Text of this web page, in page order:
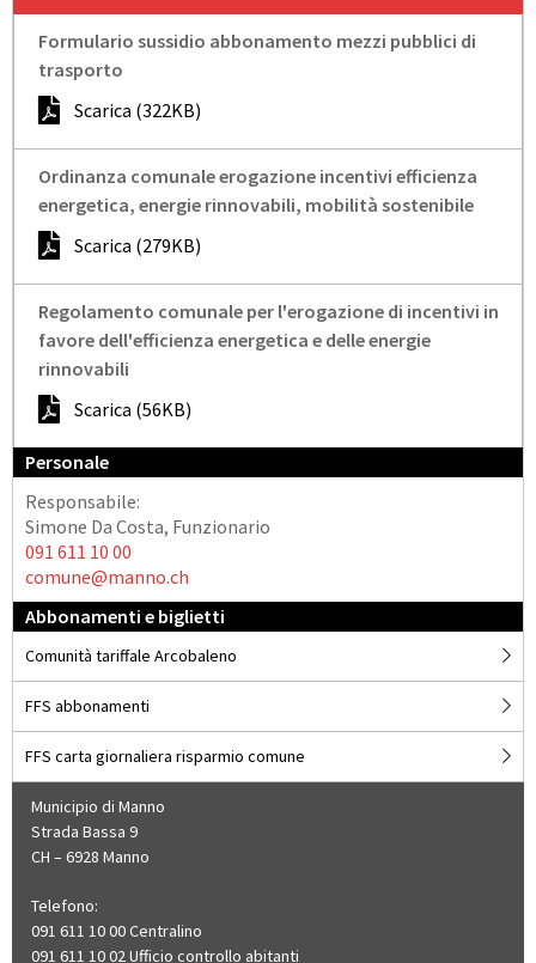
Formulario sussidio abbonamento mezzi pubblici di
trasporto
Scarica (322KB)
Ordinanza comunale erogazione incentivi efficienza
energetica, energie rinnovabili, mobilità sostenibile
Scarica (279KB)
Regolamento comunale per l'erogazione di incentivi in
favore dell'efficienza energetica e delle energie
rinnovabili
Scarica (56KB)
Personale
Responsabile:
Simone Da Costa, Funzionario
091 611 10 00
comune@manno.ch
Abbonamenti e biglietti
Comunità tariffale Arcobaleno
FFS abbonamenti
FFS carta giornaliera risparmio comune
Municipio di Manno
Strada Bassa 9
CH – 6928 Manno
Telefono:
091 611 10 00 Centralino
091 611 10 02 Ufficio controllo abitanti